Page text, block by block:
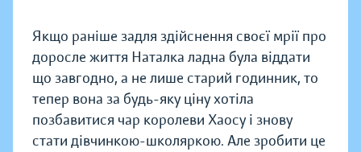
Якщо раніше задля здійснення своєї мрії про
доросле життя Наталка ладна була віддати
що завгодно, а не лише старий годинник, то
тепер вона за будь-яку ціну хотіла
позбавитися чар королеви Хаосу і знову
стати дівчинкою-школяркою. Але зробити це